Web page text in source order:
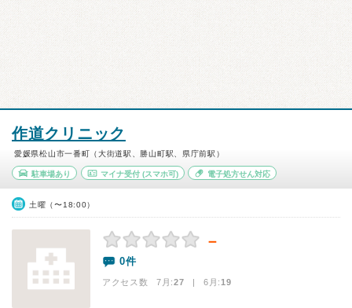
作道クリニック
愛媛県松山市一番町（大街道駅、勝山町駅、県庁前駅）
駐車場あり マイナ受付(スマホ可) 電子処方せん対応
土曜（〜18:00）
－
0件
アクセス数 7月:27 | 6月:19